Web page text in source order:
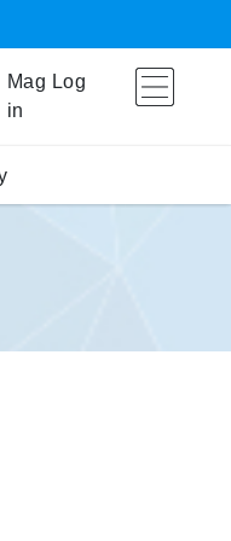
Mag Log
in